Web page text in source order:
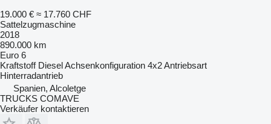
19.000 € ≈ 17.760 CHF
Sattelzugmaschine
2018
890.000 km
Euro 6
Kraftstoff DieselAchsenkonfiguration 4x2Antriebsart
Hinterradantrieb
Spanien, Alcoletge
TRUCKS COMAVE
Verkäufer kontaktieren